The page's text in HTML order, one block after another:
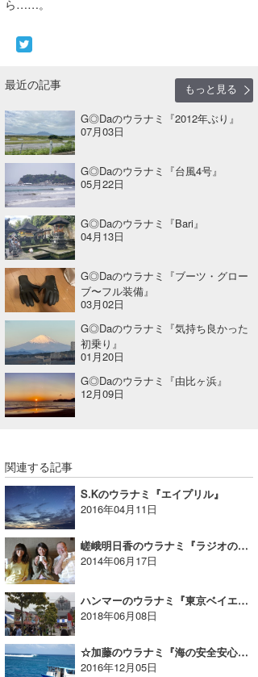
ら……。
最近の記事
もっと見る
G◎Daのウラナミ『2012年ぶり』
07月03日
G◎Daのウラナミ『台風4号』
05月22日
G◎Daのウラナミ『Bari』
04月13日
G◎Daのウラナミ『ブーツ・グロー
ブ〜フル装備』
03月02日
G◎Daのウラナミ『気持ち良かった
初乗り』
01月20日
G◎Daのウラナミ『由比ヶ浜』
12月09日
関連する記事
S.Kのウラナミ『エイプリル』
2016年04月11日
嵯峨明日香のウラナミ『ラジオの時間』
2014年06月17日
ハンマーのウラナミ『東京ベイエリアin晴海』
2018年06月08日
☆加藤のウラナミ『海の安全安心について』
2016年12月05日
banpaku
Mr.K
chappy
Romisea